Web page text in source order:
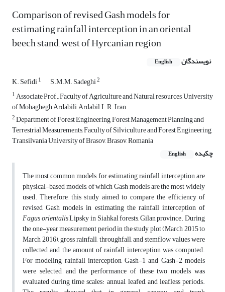
Comparison of revised Gash models for
estimating rainfall interception in an oriental
beech stand, west of Hyrcanian region
نویسندگان English
K. Sefidi1 S.M.M. Sadeghi2
1Associate Prof., Faculty of Agriculture and Natural resources, University
of Mohaghegh Ardabili, Ardabil, I. R. Iran
2Department of Forest Engineering, Forest Management Planning and
Terrestrial Measurements, Faculty of Silviculture and Forest Engineering,
Transilvania University of Brasov, Brasov, Romania
چکیده
English
The most common models for estimating rainfall interception are
physical-based models, of which Gash models are the most widely
used. Therefore, this study aimed to compare the efficiency of
revised Gash models in estimating the rainfall interception of
Fagus orientalisLipsky in Siahkal forests, Gilan province. During
the one-year measurement period in the study plot (March 2015 to
March 2016), gross rainfall, throughfall, and stemflow values were
collected and the amount of rainfall interception was computed.
For modeling rainfall interception, Gash-1 and Gash-2 models
were selected, and the performance of these two models was
evaluated during time scales: annual, leafed, and leafless periods.